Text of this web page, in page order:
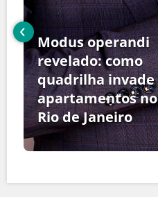
Modus operandi
revelado: como
quadrilha invade
apartamentos no
Rio de Janeiro
‹